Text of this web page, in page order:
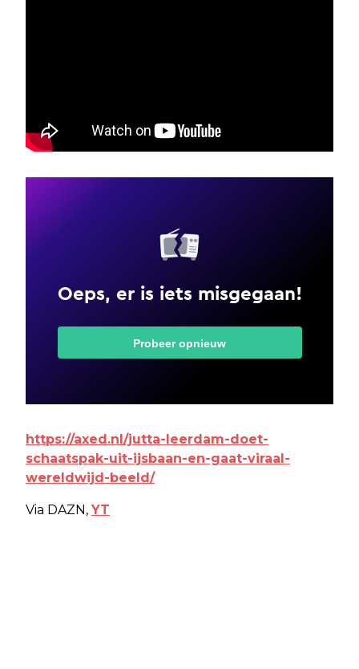
https://axed.nl/jutta-leerdam-doet-
schaatspak-uit-ijsbaan-en-gaat-viraal-
wereldwijd-beeld/
Via DAZN, YT